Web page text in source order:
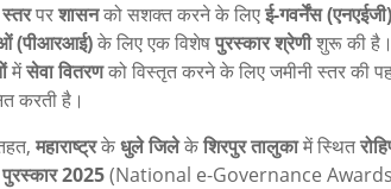
परशासनको सशक्त करने के लिएई-गवर्नेंस
(पीआरआई)के लिए एक विशेषपुरस्कार श्रेणीशुरू की है।
मेंसेवा वितरणको विस्तृत करने के लिए जमीनी स्तर की
करती है।
महाराष्ट्रकेधुले जिलेकेशिरपुर तालुकामें स्थित
पुरस्कार 2025(National e-Governance